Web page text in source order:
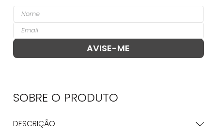
SOBRE O PRODUTO
DESCRIÇÃO